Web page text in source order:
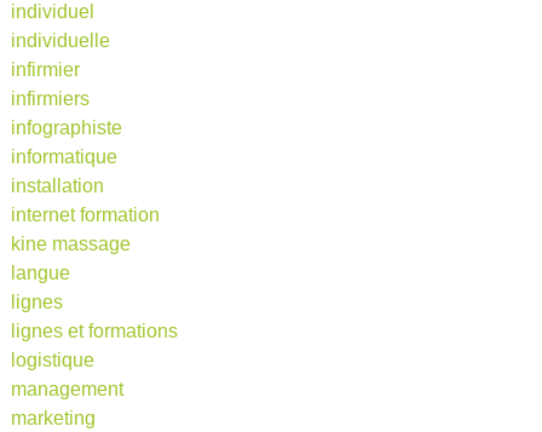
individuel
individuelle
infirmier
infirmiers
infographiste
informatique
installation
internet formation
kine massage
langue
lignes
lignes et formations
logistique
management
marketing